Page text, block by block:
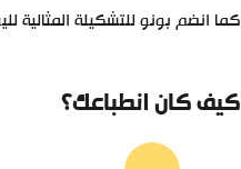
كما انضم بونو للتشكيلة المثالية
كيف كان انطباعك؟